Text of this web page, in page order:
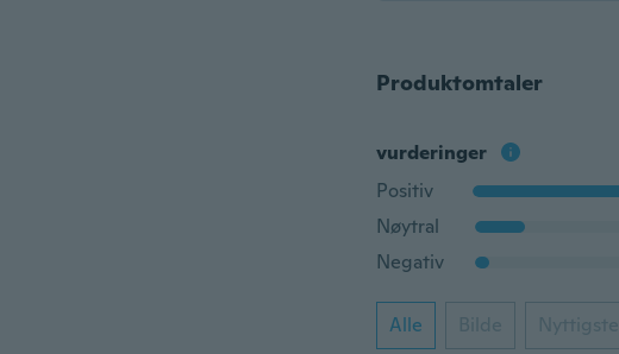
Produktomtaler
vurderinger
Positiv
Nøytral
Negativ
Alle Bilde Nyttigste